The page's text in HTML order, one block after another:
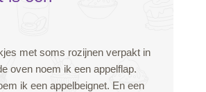
met soms rozijnen verpakt in
oven noem ik een appelflap.
ik een appelbeignet. En een